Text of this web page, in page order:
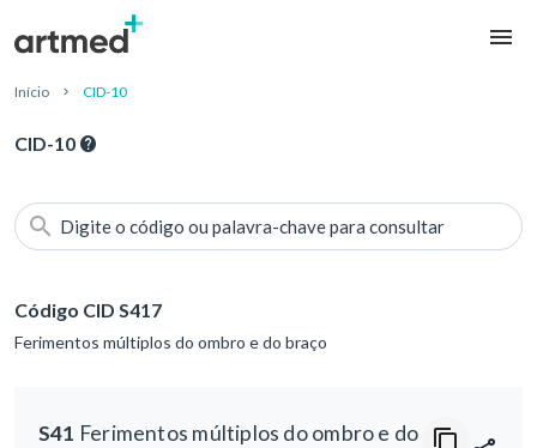
Início CID-10
CID-10
Digite o código ou palavra-chave para consultar
Código CID S417
Ferimentos múltiplos do ombro e do braço
S41 Ferimentos múltiplos do ombro e do